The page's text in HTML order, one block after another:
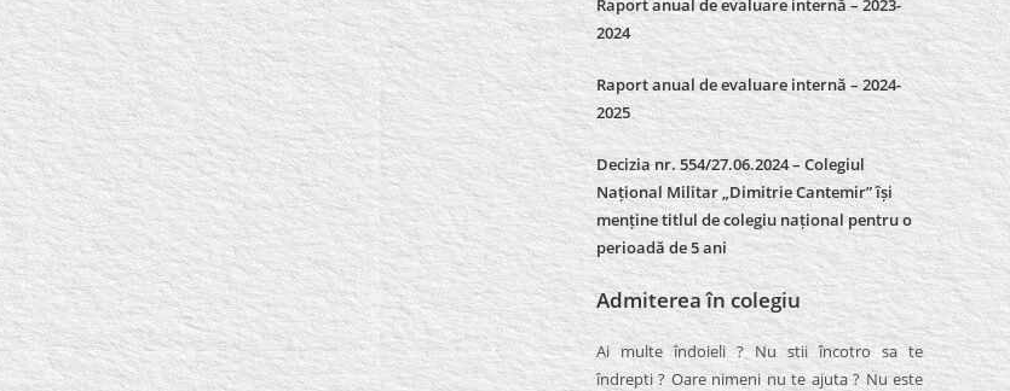
Raport anual de evaluare internă – 2023-
2024
Raport anual de evaluare internă –2024-
2025
Decizia nr. 554/27.06.2024 – Colegiul
Național Militar „Dimitrie Cantemir” își
menține titlul de colegiu național pentru o
perioadă de 5 ani
Admiterea în colegiu
Ai multe îndoieli ? Nu stii încotro sa te
îndrepti ? Oare nimeni nu te ajuta ? Nu este